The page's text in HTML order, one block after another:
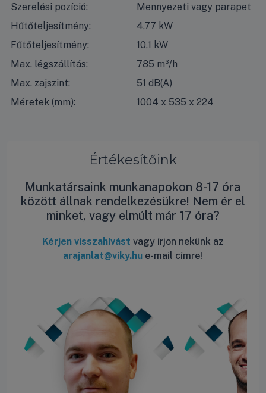
Szerelési pozíció:
Mennyezeti vagy parapet
Hűtőteljesítmény:
4,77 kW
Fűtőteljesítmény:
10,1 kW
Max. légszállítás:
785 m³/h
Max. zajszint:
51 dB(A)
Méretek (mm):
1004 x 535 x 224
Értékesítőink
Munkatársaink munkanapokon 8-17 óra
között állnak rendelkezésükre! Nem ér el
minket, vagy elmúlt már 17 óra?
Kérjen visszahívást vagy írjon nekünk az
arajanlat@viky.hu e-mail címre!